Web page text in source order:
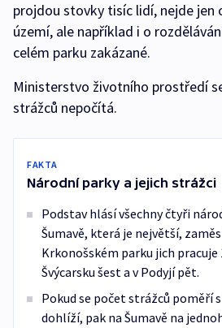
projdou stovky tisíc lidí, nejde jen
území, ale například i o
celém parku zakázané.
Ministerstvo životního prostředí
strážců nepočítá.
FAKTA
Národní parky a jejich strážci
Podstav hlásí všechny čtyři
Šumavě, která je největší,
Krkonošském parku jich pracuje
Švýcarsku šest a v Podyjí pět.
Pokud se počet strážců poměří
dohlíží, pak na Šumavě na